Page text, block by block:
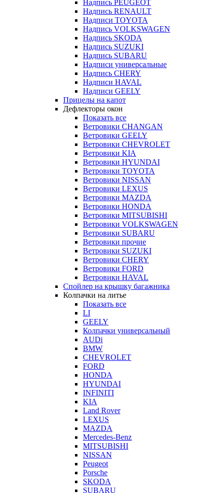
Надпись PEUGEOT
Надпись RENAULT
Надписи TOYOTA
Надпись VOLKSWAGEN
Надпись SKODA
Надпись SUZUKI
Надпись SUBARU
Надписи универсальные
Надпись CHERY
Надписи HAVAL
Надписи GEELY
Прицелы на капот
Дефлекторы окон
Показать все
Ветровики CHANGAN
Ветровики GEELY
Ветровики CHEVROLET
Ветровики KIA
Ветровики HYUNDAI
Ветровики TOYOTA
Ветровики NISSAN
Ветровики LEXUS
Ветровики MAZDA
Ветровики HONDA
Ветровики MITSUBISHI
Ветровики VOLKSWAGEN
Ветровики SUBARU
Ветровики прочие
Ветровики SUZUKI
Ветровики CHERY
Ветровики FORD
Ветровики HAVAL
Спойлер на крышку багажника
Колпачки на литье
Показать все
LI
GEELY
Колпачки универсальный
AUDi
BMW
CHEVROLET
FORD
HONDA
HYUNDAI
INFINITI
KIA
Land Rover
LEXUS
MAZDA
Mercedes-Benz
MITSUBISHI
NISSAN
Peugeot
Porsche
SKODA
SUBARU